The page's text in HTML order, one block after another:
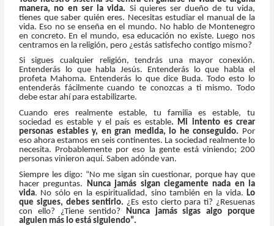
manera, no en ser la vida. Si quieres ser dueño de tu vida,
tienes que saber quién eres. Necesitas estudiar el manual de la
vida. Eso no se enseña en el mundo. No hablo de Montenegro
en concreto. En el mundo, esa educación no existe. Luego nos
centramos en la religión, pero ¿estás satisfecho contigo mismo?
Si sigues cualquier religión, tendrás una mayor conexión.
Entenderás lo que habla Jesús. Entenderás lo que habla el
profeta Mahoma. Entenderás lo que dice Buda. Todo esto lo
entenderás fácilmente cuando te conozcas a ti mismo. Todo
debe estar ahí para estabilizarte.
Cuando eres realmente estable, tu familia es estable, tu
sociedad es estable y el país es estable. Mi intento es crear
personas estables y, en gran medida, lo he conseguido. Por
eso ahora estamos en seis continentes. La sociedad realmente lo
necesita. Probablemente por eso la gente está viniendo; 200
personas vinieron aquí. Saben adónde van.
Siempre les digo: “No me sigan sin cuestionar, porque hay que
hacer preguntas.
Nunca jamás sigan ciegamente nada en la
vida. No sólo en la espiritualidad, sino también en la vida. Lo
que sigues, debes sentirlo. ¿Es esto cierto para ti? ¿Resuenas
con ello? ¿Tiene sentido?
Nunca jamás sigas algo porque
alguien más lo está siguiendo”.